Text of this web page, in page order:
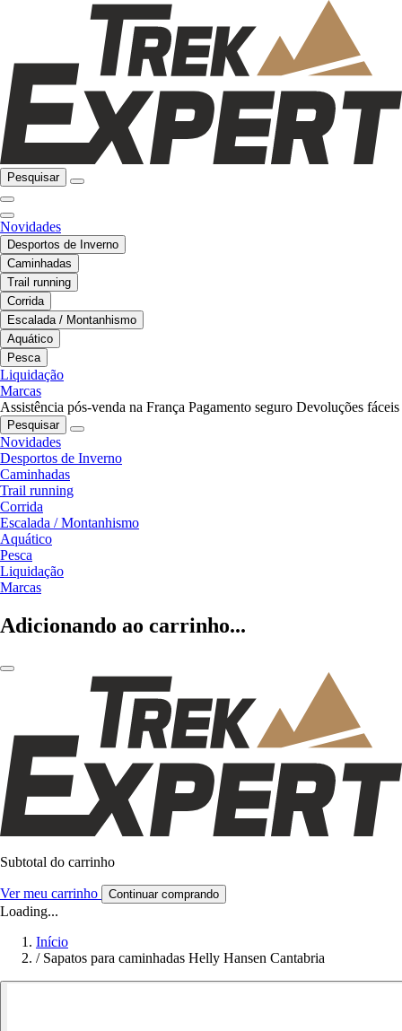
Pesquisar
Novidades
Desportos de Inverno
Caminhadas
Trail running
Corrida
Escalada / Montanhismo
Aquático
Pesca
Liquidação
Marcas
Assistência pós-venda na França Pagamento seguro Devoluções fáceis
Pesquisar
Novidades
Desportos de Inverno
Caminhadas
Trail running
Corrida
Escalada / Montanhismo
Aquático
Pesca
Liquidação
Marcas
Adicionando ao carrinho...
Subtotal do carrinho
Ver meu carrinho Continuar comprando
Loading...
Início
/ Sapatos para caminhadas Helly Hansen Cantabria